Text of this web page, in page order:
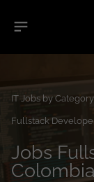
IT Jobs by Category
Fullstack
Jobs
Colombia